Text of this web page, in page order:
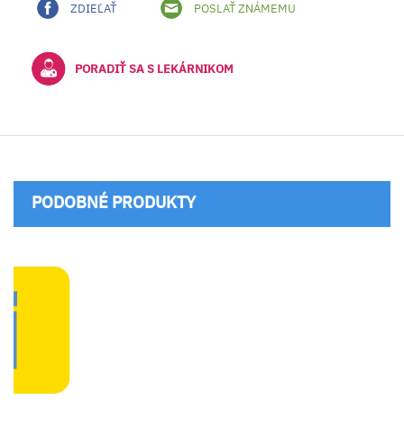
ZDIEĽAŤ POSLAŤ ZNÁMEMU
PORADIŤ SA S LEKÁRNIKOM
PODOBNÉ PRODUKTY